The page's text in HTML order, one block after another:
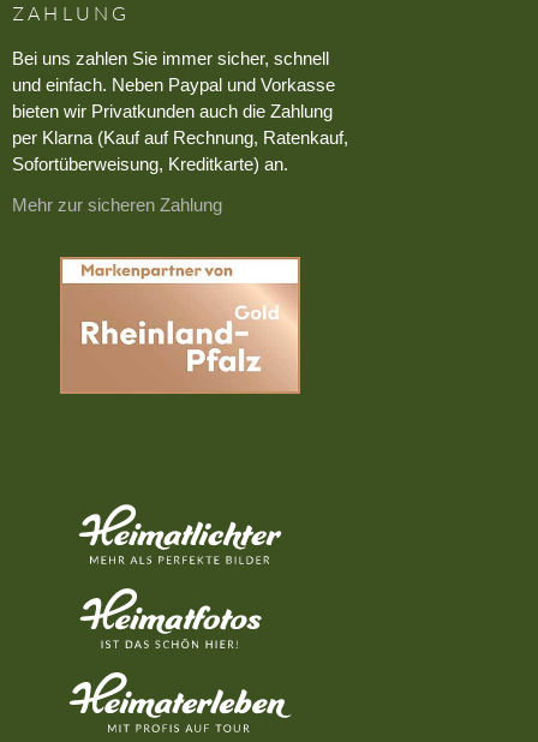
ZAHLUNG
Bei uns zahlen Sie immer sicher, schnell
und einfach. Neben Paypal und Vorkasse
bieten wir Privatkunden auch die Zahlung
per Klarna (Kauf auf Rechnung, Ratenkauf,
Sofortüberweisung, Kreditkarte) an.
Mehr zur sicheren Zahlung